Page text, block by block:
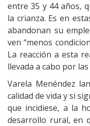
entre 35 y 44 años,
la crianza. Es en
abandonan su
ven “menos
La reacción a esta
llevada a cabo por
Varela Menéndez
calidad de vida y si
que incidiese, a la
desarrollo rural, en